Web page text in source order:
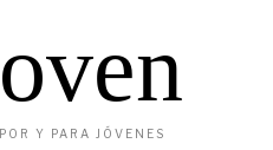
Y PARA JÓVENES